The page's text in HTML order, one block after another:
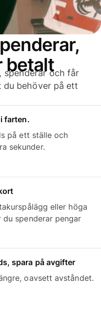
betalt
spenderar och får
behöver på ett
farten.
på ett ställe och
sekunder.
eller höga
spenderar pengar
spara på avgifter
oavsett avståndet.